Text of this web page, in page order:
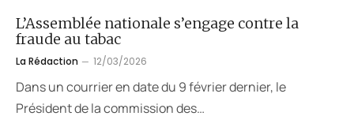
L’Assemblée nationale s’engage contre la
fraude au tabac
La Rédaction 12/03/2026
Dans un courrier en date du 9 février dernier, le
Président de la commission des…